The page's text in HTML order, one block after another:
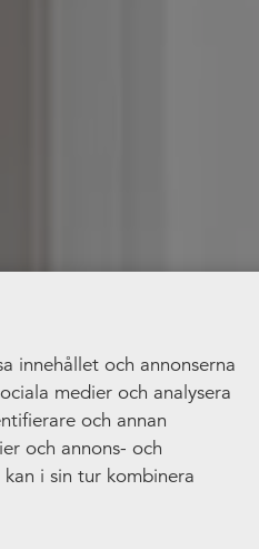
innehållet och annonserna
medier och analysera
och annan
och annons- och
i sin tur kombinera